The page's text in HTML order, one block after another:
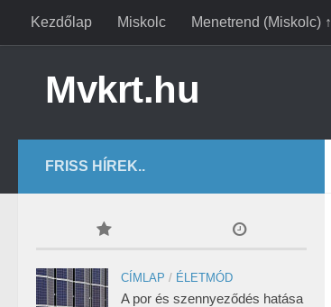
Kezdőlap Miskolc Menetrend (Miskolc) ↑
Mvkrt.hu
FRISS HÍREK..
CÍMLAP / ÉLETMÓD
A por és szennyeződés hatása